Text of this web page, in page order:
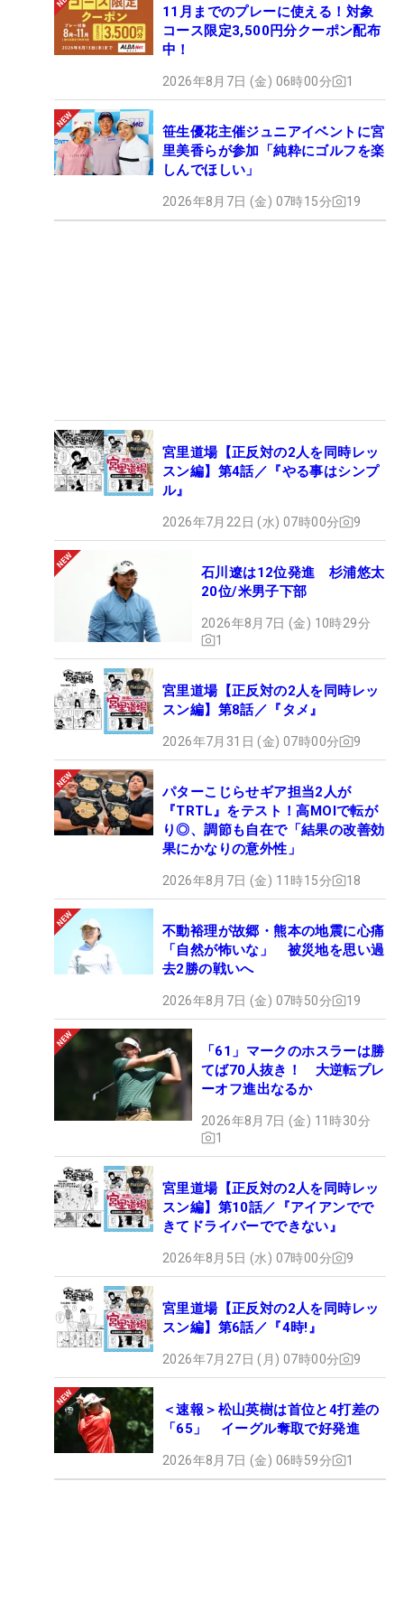
11月までのプレーに使える！対象
コース限定3,500円分クーポン配布
中！
2026年8月7日 (金) 06時00分 1
笹生優花主催ジュニアイベントに宮
里美香らが参加「純粋にゴルフを楽
しんでほしい」
2026年8月7日 (金) 07時15分 19
宮里道場【正反対の2人を同時レッ
スン編】第4話／『やる事はシンプ
ル』
2026年7月22日 (水) 07時00分 9
石川遼は12位発進 杉浦悠太
20位/米男子下部
2026年8月7日 (金) 10時29分
1
宮里道場【正反対の2人を同時レッ
スン編】第8話／『タメ』
2026年7月31日 (金) 07時00分 9
パターこじらせギア担当2人が
『TRTL』をテスト！高MOIで転が
り◎、調節も自在で「結果の改善効
果にかなりの意外性」
2026年8月7日 (金) 11時15分 18
不動裕理が故郷・熊本の地震に心痛
「自然が怖いな」 被災地を思い過
去2勝の戦いへ
2026年8月7日 (金) 07時50分 19
「61」マークのホスラーは勝
てば70人抜き！ 大逆転プレ
ーオフ進出なるか
2026年8月7日 (金) 11時30分
1
宮里道場【正反対の2人を同時レッ
スン編】第10話／『アイアンでで
きてドライバーでできない』
2026年8月5日 (水) 07時00分 9
宮里道場【正反対の2人を同時レッ
スン編】第6話／『4時!』
2026年7月27日 (月) 07時00分 9
＜速報＞松山英樹は首位と4打差の
「65」 イーグル奪取で好発進
2026年8月7日 (金) 06時59分 1